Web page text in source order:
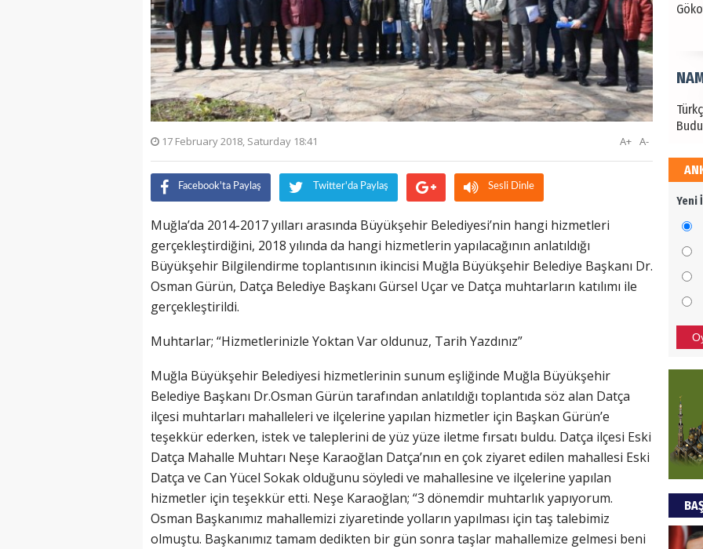
17 February 2018, Saturday 18:41 A-
A+
Facebook'ta Paylaş Twitter'da Paylaş Sesli Dinle
Muğla’da 2014-2017 yılları arasında Büyükşehir Belediyesi’nin hangi hizmetleri
gerçekleştirdiğini, 2018 yılında da hangi hizmetlerin yapılacağının anlatıldığı
Büyükşehir Bilgilendirme toplantısının ikincisi Muğla Büyükşehir Belediye Başkanı Dr.
Osman Gürün, Datça Belediye Başkanı Gürsel Uçar ve Datça muhtarların katılımı ile
gerçekleştirildi.
Muhtarlar; “Hizmetlerinizle Yoktan Var oldunuz, Tarih Yazdınız”
Muğla Büyükşehir Belediyesi hizmetlerinin sunum eşliğinde Muğla Büyükşehir
Belediye Başkanı Dr.Osman Gürün tarafından anlatıldığı toplantıda söz alan Datça
ilçesi muhtarları mahalleleri ve ilçelerine yapılan hizmetler için Başkan Gürün’e
teşekkür ederken, istek ve taleplerini de yüz yüze iletme fırsatı buldu. Datça ilçesi Eski
Datça Mahalle Muhtarı Neşe Karaoğlan Datça’nın en çok ziyaret edilen mahallesi Eski
Datça ve Can Yücel Sokak olduğunu söyledi ve mahallesine ve ilçelerine yapılan
hizmetler için teşekkür etti. Neşe Karaoğlan; “3 dönemdir muhtarlık yapıyorum.
Osman Başkanımız mahallemizi ziyaretinde yolların yapılması için taş talebimiz
olmuştu. Başkanımız tamam dedikten bir gün sonra taşlar mahallemize gelmesi beni
Bu
Yeni